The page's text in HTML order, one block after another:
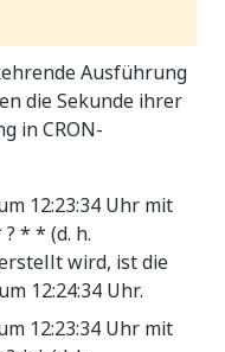
Ausführung
die Sekunde ihrer
in CRON-
12:23:34 Uhr mit
* * (d. h.
wird, ist die
12:24:34 Uhr.
12:23:34 Uhr mit